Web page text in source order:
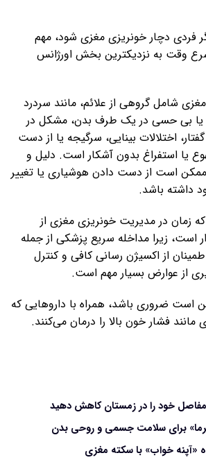
فردی دچار خونریزی مغزی شود، مهم
وقت به نزدیکترین بخش اورژانس
شامل گروهی از علائم، مانند سردرد
یا بی حسی در یک طرف بدن، مشکل در
اختلالات بینایی، سرگیجه یا از دست
یا استفراغ بدون آشکار است. دلیل و
است از دست دادن هوشیاری یا تغییر
داشته باشد.
که زمان در مدیریت خونریزی مغزی از
است، زیرا مداخله سریع پزشکی از جمله
از اکسیژن رسانی کافی و کنترل
از عوارض بسیار مهم است.
است ضروری باشد، همراه با داروهایی که
مانند فشار خون بالا را درمان می‌کنند.
برای سلامت جسمی و روحی بدن
«آپنه خواب» با سکته مغزی